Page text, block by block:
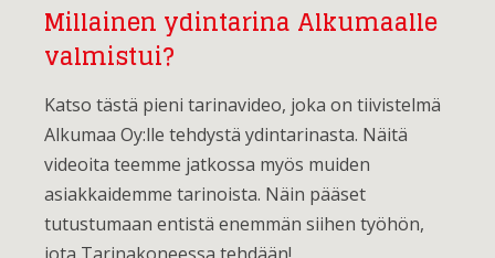
Millainen ydintarina Alkumaalle
valmistui?
Katso tästä pieni tarinavideo, joka on tiivistelmä
Alkumaa Oy:lle tehdystä ydintarinasta. Näitä
videoita teemme jatkossa myös muiden
asiakkaidemme tarinoista. Näin pääset
tutustumaan entistä enemmän siihen työhön,